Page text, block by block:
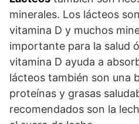
minerales. Los lácteos
vitamina D y muchos
importante para la salud
vitamina D ayuda a
lácteos también son una
proteínas y grasas
recomendados son la